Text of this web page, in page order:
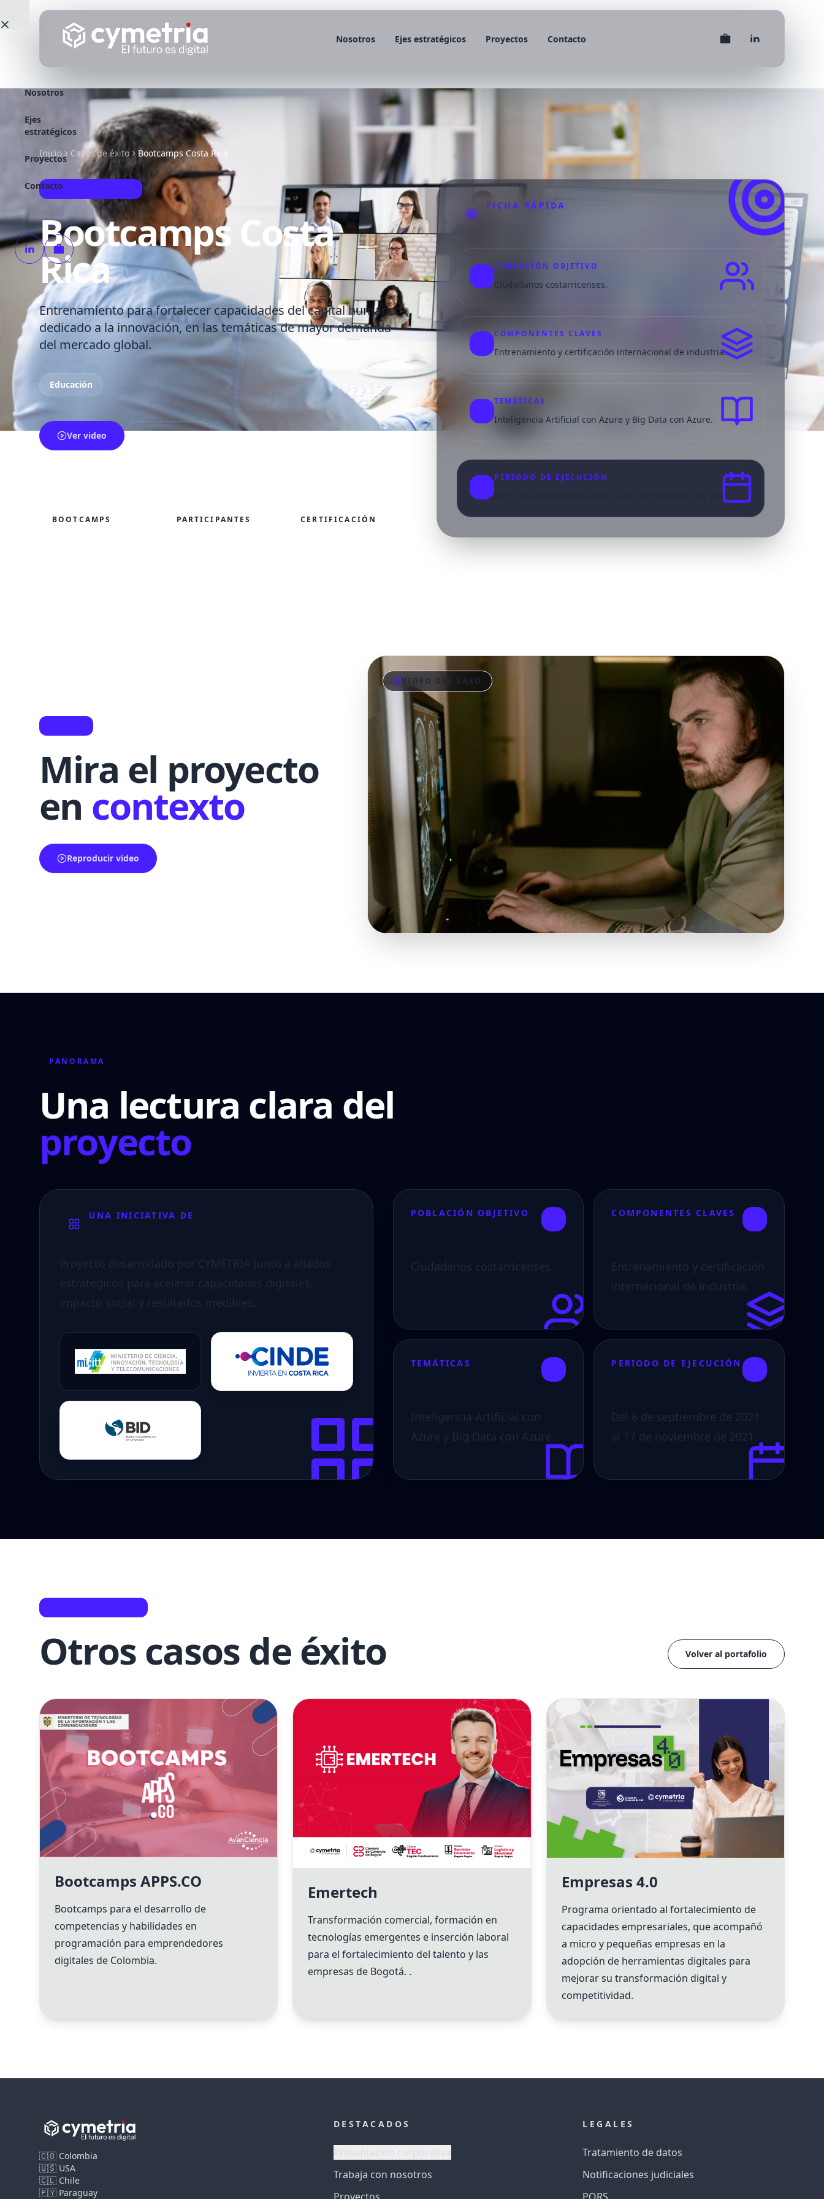
Saltar al contenido principal
Nosotros
Ejes
estratégicos
Proyectos
Contacto
Nosotros Ejes estratégicos Proyectos Contacto
ANIVERSARIO CYMETRIA
Celebramos 20
años
impulsando el futuro
digital
Gracias por ser parte de esta historia y gracias a Dios por
guiarnos, sostenernos y bendecir cada paso de este
camino.
Enviar felicitaciones
Inicio Casos de éxito Bootcamps Costa Rica
CASO DE ÉXITO
Bootcamps Costa
Rica
Entrenamiento para fortalecer capacidades del capital humano
dedicado a la innovación, en las temáticas de mayor demanda
del mercado global.
Educación
Ver video
BOOTCAMPS PARTICIPANTES CERTIFICACIÓN
FICHA RÁPIDA
POBLACIÓN OBJETIVO
Ciudadanos costarricenses.
COMPONENTES CLAVES
Entrenamiento y certificación internacional de industria.
TEMÁTICAS
Inteligencia Artificial con Azure y Big Data con Azure.
PERIODO DE EJECUCIÓN
Del 6 de septiembre de 2021 al 17 de noviembre de 2021.
Mira el proyecto
en contexto
Reproducir video
VIDEO DEL CASO
PANORAMA
Una lectura clara del
proyecto
UNA INICIATIVA DE POBLACIÓN OBJETIVO
Ciudadanos costarricenses.
COMPONENTES CLAVES
Entrenamiento y certificación
internacional de industria.
TEMÁTICAS
Inteligencia Artificial con
Azure y Big Data con Azure.
PERIODO DE EJECUCIÓN
Del 6 de septiembre de 2021
al 17 de noviembre de 2021.
Otros casos de éxito Volver al portafolio
Bootcamps APPS.CO
Bootcamps para el desarrollo de
competencias y habilidades en
programación para emprendedores
digitales de Colombia.
Emertech
Transformación comercial, formación en
tecnologías emergentes e inserción laboral
para el fortalecimiento del talento y las
empresas de Bogotá. .
Empresas 4.0
Programa orientado al fortalecimiento de
capacidades empresariales, que acompañó
a micro y pequeñas empresas en la
adopción de herramientas digitales para
mejorar su transformación digital y
competitividad.
🇨🇴 Colombia
🇺🇸 USA
🇨🇱 Chile
🇵🇾 Paraguay
DESTACADOS
Presentación corporativa
Trabaja con nosotros
LEGALES
Tratamiento de datos
Notificaciones judiciales